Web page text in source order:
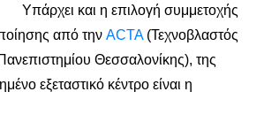
Υπάρχει και η επιλογή συμμετοχής
από την ACTA(Τεχνοβλαστός
Θεσσαλονίκης), της
εξεταστικό κέντρο είναι η